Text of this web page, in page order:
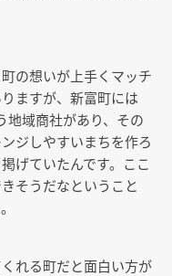
の想いが上手くマッチ
ますが、新富町には
地域商社があり、その
ジしやすいまちを作ろ
げていたんです。ここ
そうだなということ
れる町だと面白い方が